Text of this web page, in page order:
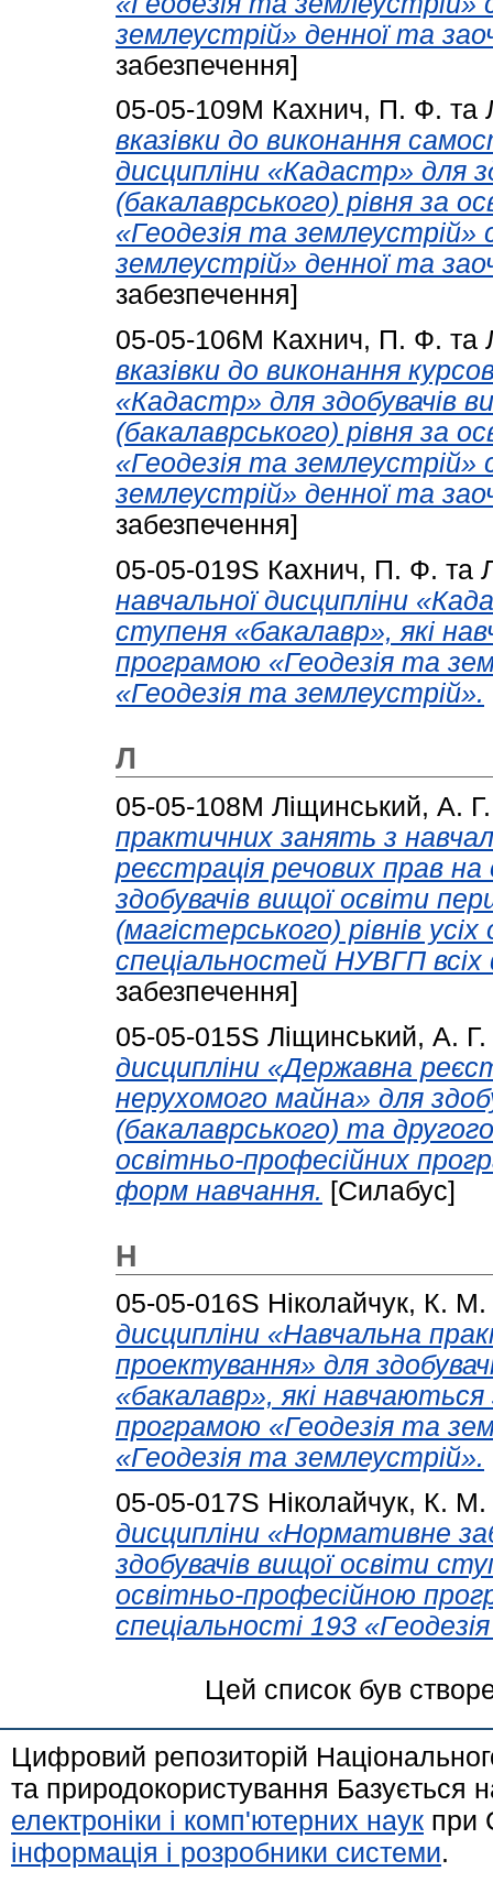
землеустрій» денної та
забезпечення]
05-05-109М Кахнич, П. Ф. та
вказівки до виконання
дисципліни «Кадастр» для
(бакалаврського) рівня за
«Геодезія та землеустрій»
землеустрій» денної та
забезпечення]
05-05-106M Кахнич, П. Ф. та
вказівки до виконання
«Кадастр» для здобувачів
(бакалаврського) рівня за
«Геодезія та землеустрій»
землеустрій» денної та
забезпечення]
05-05-019S Кахнич, П. Ф. та
навчальної дисципліни
ступеня «бакалавр», які
програмою «Геодезія та
«Геодезія та землеустрій».
Л
05-05-108М Ліщинський, А. Г.
практичних занять з
реєстрація речових прав
здобувачів вищої освіти
(магістерського) рівнів
спеціальностей НУВГП
забезпечення]
05-05-015S Ліщинський, А. Г.
дисципліни «Державна
нерухомого майна» для
(бакалаврського) та
освітньо-професійних
форм навчання. [Силабус]
Н
05-05-016S Ніколайчук, К. М.
дисципліни «Навчальна
проектування» для
«бакалавр», які
програмою «Геодезія та
«Геодезія та землеустрій».
05-05-017S Ніколайчук, К. М.
дисципліни «Нормативне
здобувачів вищої освіти
освітньо-професійною
спеціальності 193
Цей список був
Цифровий репозиторій
та природокористування Базується
електроніки і комп'ютерних наук при
інформація і розробники системи.